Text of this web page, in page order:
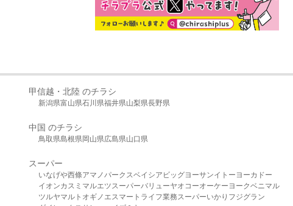
甲信越・北陸 のチラシ
新潟県富山県石川県福井県山梨県長野県
中国 のチラシ
鳥取県島根県岡山県広島県山口県
スーパー
いなげや西條アマノパークスベイシア ビッグヨーサンイトーヨーカドー
イオンカスミ マルエツ スーパーバリューヤオコーオーケー ヨークベニマル
ツルヤマルト オギノ エスマート ライフ業務スーパーいかり フジグラン